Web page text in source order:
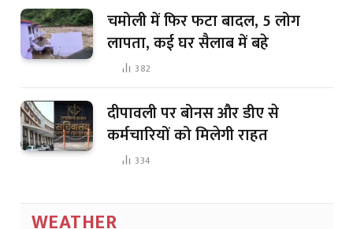
चमोली में फिर फटा बादल, 5 लोग
लापता, कई घर सैलाब में बहे
382
दीपावली पर बोनस और डीए से
कर्मचारियों को मिलेगी राहत
334